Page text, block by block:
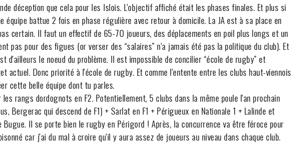
déception que cela pour les Islois. L'objectif affiché était les phases finales. Et plus si
battue 2 fois en phase régulière avec retour à domicile. La JA est à sa place en
certain. Il faut un effectif de 65-70 joueurs, des déplacements en poil plus longs et un
pas pour des figues (or verser des “salaires” n'a jamais été pas la politique du club). Et
d'ailleurs le noeud du problème. Il est impossible de concilier “école de rugby” et
actuel. Donc priorité à l'école de rugby. Et comme l'entente entre les clubs haut-viennois
cette belle équipe dont tu parles.
rangs dordognots en F2. Potentiellement, 5 clubs dans la même poule l'an prochain
Bergerac qui descend de F1) + Sarlat en F1 + Périgueux en Nationale 1 + Lalinde et
Il se porte bien le rugby en Périgord ! Après, la concurrence va être féroce pour
car j'ai du mal à croire qu'il y aura assez de joueurs au niveau dans chaque club.